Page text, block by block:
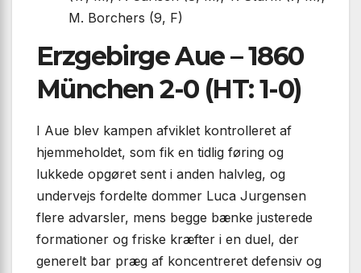
M. Borchers (9, F)
Erzgebirge Aue – 1860
München 2-0 (HT: 1-0)
I Aue blev kampen afviklet kontrolleret af
hjemmeholdet, som fik en tidlig føring og
lukkede opgøret sent i anden halvleg, og
undervejs fordelte dommer Luca Jurgensen
flere advarsler, mens begge bænke justerede
formationer og friske kræfter i en duel, der
generelt bar præg af koncentreret defensiv og